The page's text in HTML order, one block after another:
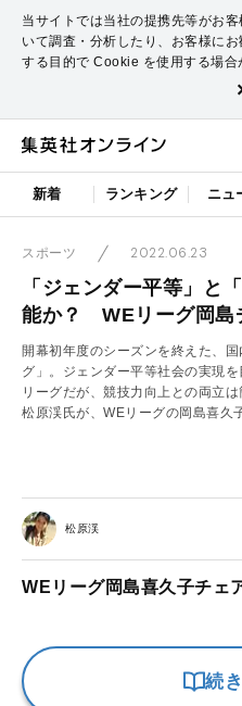
当サイトでは当社の提携先等がお
いて調査・分析したり、お客様に
する目的で Cookie を使用する場合
新着 ランキング ニュ
スポーツ 2022.06.23
「ジェンダー平等」と
能か？ WEリーグ岡島
開幕初年度のシーズンを終えた、
グ」。ジェンダー平等社会の実現
リーグだが、競技力向上との両立
松原渓氏が、WEリーグの岡島喜久
松原渓
WEリーグ岡島喜久子チェ
続